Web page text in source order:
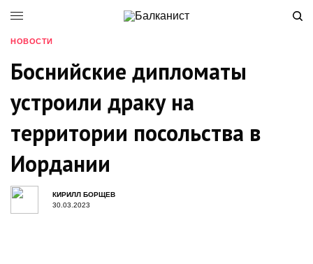
НОВОСТИ
Боснийские дипломаты
устроили драку на
территории посольства в
Иордании
КИРИЛЛ БОРЩЕВ
30.03.2023